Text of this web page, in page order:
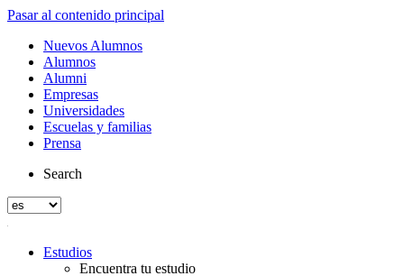
Pasar al contenido principal
Nuevos Alumnos
Alumnos
Alumni
Empresas
Universidades
Escuelas y familias
Prensa
Search
Estudios
Encuentra tu estudio